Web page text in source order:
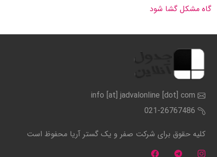
گاه مشکل گشا شود
info [at] jadvalonline [dot] com
021-26767486
کلیه حقوق برای شرکت صفر و یک گستر آریا محفوظ است